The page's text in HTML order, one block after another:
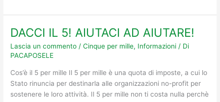
DACCI IL 5! AIUTACI AD AIUTARE!
Lascia un commento /Cinque per mille, Informazioni / Di
PACAPOSELE
Cos’è il 5 per mille Il 5 per mille è una quota di imposte, a cui lo
Stato rinuncia per destinarla alle organizzazioni no-profit per
sostenere le loro attività. Il 5 per mille non ti costa nulla perchè
DACCI
5!
AD
AIUTARE!